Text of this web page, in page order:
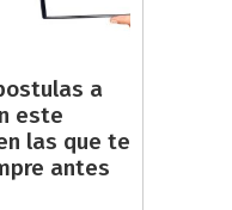
a
este
las que te
antes